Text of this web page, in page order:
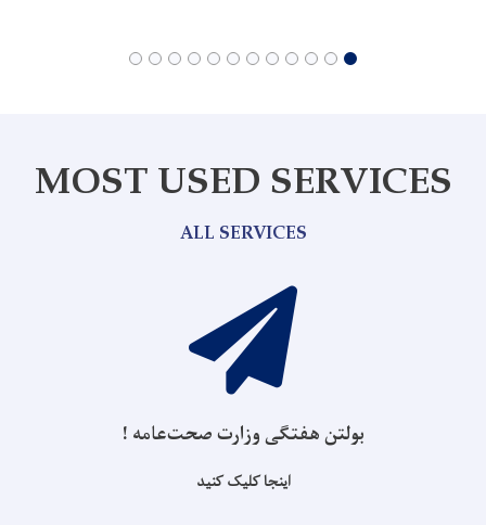
MOST USED SERVICES
ALL SERVICES
بولتن هفتگی وزارت صحت‌عامه !
اینجا کلیک کنید